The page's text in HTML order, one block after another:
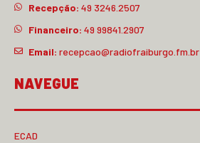
Recepção: 49 3246.2507
Financeiro: 49 99841.2907
Email: recepcao@radiofraiburgo.fm.br
NAVEGUE
ECAD